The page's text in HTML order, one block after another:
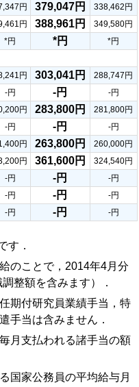
円 379,047円 338,462円
円 388,961円 349,580円
*円 *円 *円
円 303,041円
288,747円
-円 -円
-円
円 283,800円
281,800円
-円 -円
-円
円 263,800円
260,000円
円 361,600円
324,540円
-円 -円
-円
-円 -円
-円
-円 -円 -円
す．
のことで，2014年4月分
整額を含みます）．
期付研究員業績手当，特
手当は含みません．
月支払われる諸手当の額
国家公務員の平均給与月